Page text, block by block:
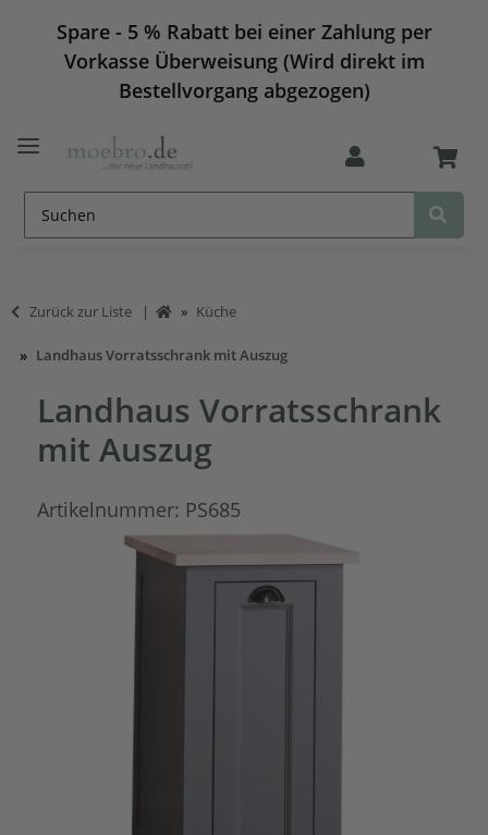
Spare - 5 % Rabatt bei einer Zahlung per
Vorkasse Überweisung (Wird direkt im
Bestellvorgang abgezogen)
Zurück zur Liste Küche
Landhaus Vorratsschrank mit Auszug
Landhaus Vorratsschrank
mit Auszug
Artikelnummer: PS685